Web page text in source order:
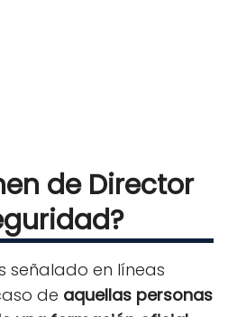
de Director
señalado en líneas
de aquellas personas